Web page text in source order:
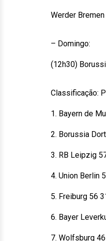
Werder
– Domingo:
(12h30)
Classificação:
1. Bayern de
2. Borussia
3. RB Leipzig
4. Union Berlin
5. Freiburg 56
6. Bayer
7. Wolfsburg